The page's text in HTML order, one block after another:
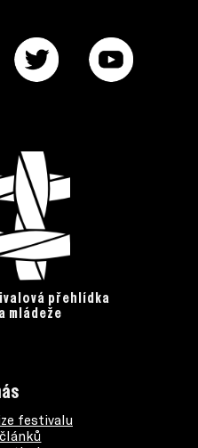
přehlídka
mládeže
festivalu